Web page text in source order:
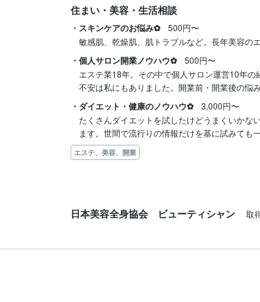
住まい・美容・生活相談
・スキンケアのお悩み✿
500円〜
敏感肌、乾燥肌、肌トラブルなど。長年美容の
・個人サロン開業ノウハウ✿
500円〜
エステ業18年。その中で個人サロン運営10年
不安は私にもありました。開業前・開業後の悩
・ダイエット・健康のノウハウ✿
3,000円〜
たくさんダイエットを試したけどうまくいかな
ます。世間で流行りの情報だけを基に試みても
エステ、美容、開業
日本美容全身協会 ビューティシャン 取